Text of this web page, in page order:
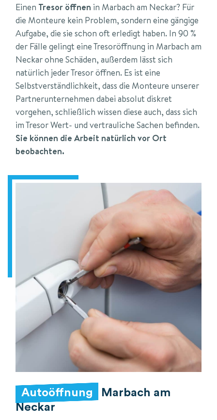
Einen Tresor öffnen in Marbach am Neckar? Für
die Monteure kein Problem, sondern eine gängige
Aufgabe, die sie schon oft erledigt haben. In 90 %
der Fälle gelingt eine Tresoröffnung in Marbach am
Neckar ohne Schäden, außerdem lässt sich
natürlich jeder Tresor öffnen. Es ist eine
Selbstverständlichkeit, dass die Monteure unserer
Partnerunternehmen dabei absolut diskret
vorgehen, schließlich wissen diese auch, dass sich
im Tresor Wert- und vertrauliche Sachen befinden.
Sie können die Arbeit natürlich vor Ort
beobachten.
Autoöffnung
Marbach am
Neckar